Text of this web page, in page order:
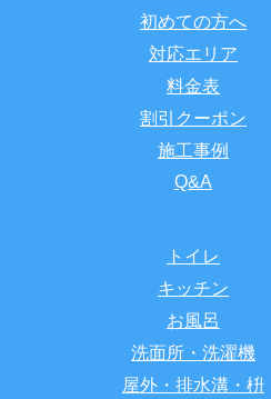
初めての方へ
対応エリア
料金表
割引クーポン
施工事例
Q&A
トイレ
キッチン
お風呂
洗面所・洗濯機
屋外・排水溝・枡